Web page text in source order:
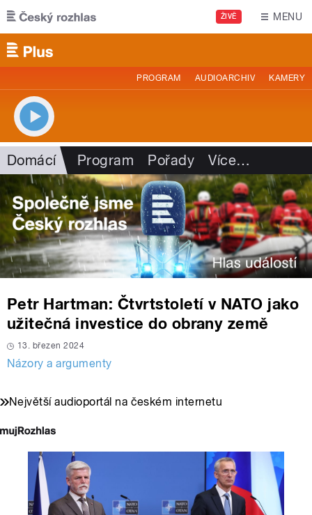
Přejít k hlavnímu obsahu
ŽIVĚ MENU
PROGRAM AUDIOARCHIV KAMERY
Domácí Program Pořady Více…
Petr Hartman: Čtvrtstoletí v NATO jako
užitečná investice do obrany země
13. březen 2024
Názory a argumenty
Největší audioportál na českém internetu